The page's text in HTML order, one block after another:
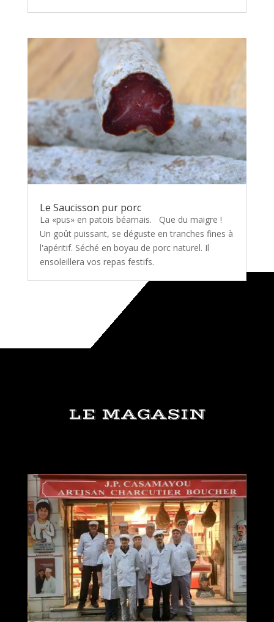
Le Saucisson pur porc
La «pus» en patois béarnais. Que du maigre !
Un goût puissant, se déguste en tranches fines à
l'apéritif. Séché en boyau de porc naturel. Il
ensoleillera vos repas festifs.
LE MAGASIN